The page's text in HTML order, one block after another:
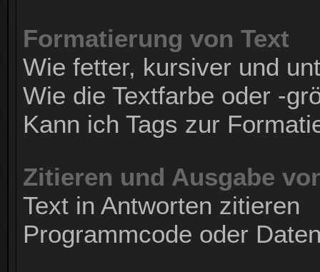
Formatierung von Text
Wie fetter, kursiver und
Wie die Textfarbe oder -
Kann ich Tags zur
Zitieren und Ausgabe
Text in Antworten zitieren
Programmcode oder